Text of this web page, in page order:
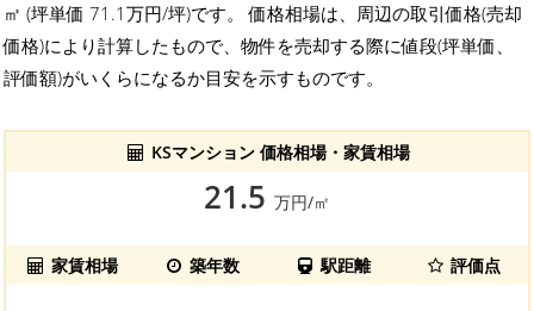
㎡ (坪単価 71.1万円/坪)です。 価格相場は、周辺の取引価格(売却
価格)により計算したもので、物件を売却する際に値段(坪単価、
評価額)がいくらになるか目安を示すものです。
KSマンション 価格相場・家賃相場
21.5 万円/㎡
家賃相場 築年数 駅距離 評価点